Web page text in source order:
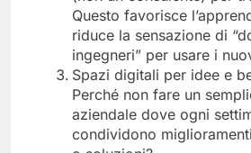
Questo favorisce
riduce la sensazione di
ingegneri” per usare i
Spazi digitali per idee e
Perché non fare un
aziendale dove ogni
condividono